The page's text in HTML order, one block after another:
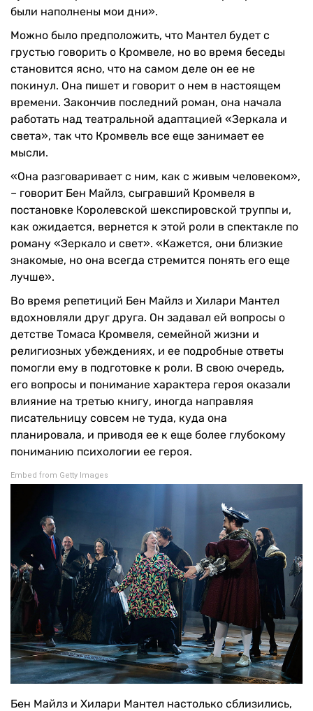
были наполнены мои дни».
Можно было предположить, что Мантел будет с
грустью говорить о Кромвеле, но во время беседы
становится ясно, что на самом деле он ее не
покинул. Она пишет и говорит о нем в настоящем
времени. Закончив последний роман, она начала
работать над театральной адаптацией «Зеркала и
света», так что Кромвель все еще занимает ее
мысли.
«Она разговаривает с ним, как с живым человеком»,
– говорит Бен Майлз, сыгравший Кромвеля в
постановке Королевской шекспировской труппы и,
как ожидается, вернется к этой роли в спектакле по
роману «Зеркало и свет». «Кажется, они близкие
знакомые, но она всегда стремится понять его еще
лучше».
Во время репетиций Бен Майлз и Хилари Мантел
вдохновляли друг друга. Он задавал ей вопросы о
детстве Томаса Кромвеля, семейной жизни и
религиозных убеждениях, и ее подробные ответы
помогли ему в подготовке к роли. В свою очередь,
его вопросы и понимание характера героя оказали
влияние на третью книгу, иногда направляя
писательницу совсем не туда, куда она
планировала, и приводя ее к еще более глубокому
пониманию психологии ее героя.
Embed from Getty Images
Бен Майлз и Хилари Мантел настолько сблизились,